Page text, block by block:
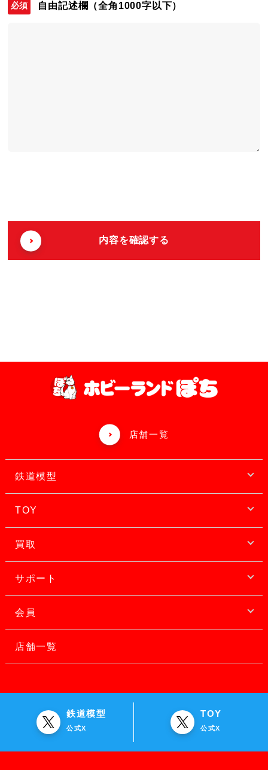
自由記述欄 （全角1000字以下）
店舗一覧
鉄道模型
TOY
買取
サポート
会員
店舗一覧
鉄道模型
公式X
TOY
公式X